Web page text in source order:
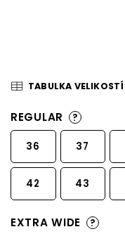
TABULKA VELIKOSTÍ
REGULAR ?
36 37
42 43
EXTRA WIDE ?